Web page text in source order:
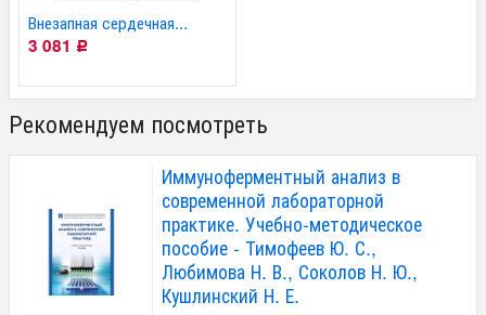
Внезапная сердечная...
3 081
Р
Рекомендуем посмотреть
Иммуноферментный анализ в
современной лабораторной
практике. Учебно-методическое
пособие - Тимофеев Ю. С.,
Любимова Н. В., Соколов Н. Ю.,
Кушлинский Н. Е.